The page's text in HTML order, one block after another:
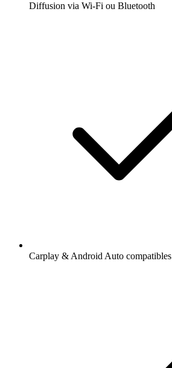
Diffusion via Wi-Fi ou Bluetooth
Carplay & Android Auto compatibles